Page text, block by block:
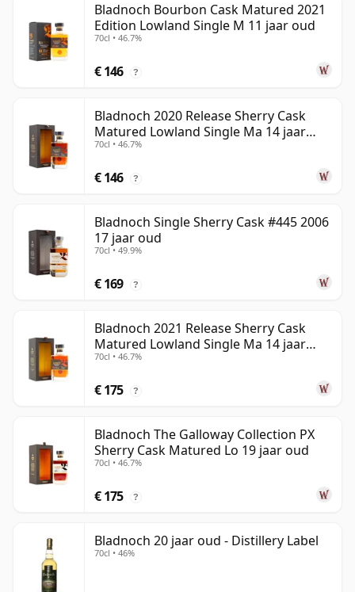
Bladnoch Bourbon Cask Matured 2021
Edition Lowland Single M 11 jaar oud
70cl • 46.7%
€ 146 ?
Bladnoch 2020 Release Sherry Cask
Matured Lowland Single Ma 14 jaar
oud
70cl • 46.7%
€ 146 ?
Bladnoch Single Sherry Cask #445 2006
17 jaar oud
70cl • 49.9%
€ 169 ?
Bladnoch 2021 Release Sherry Cask
Matured Lowland Single Ma 14 jaar
oud
70cl • 46.7%
€ 175 ?
Bladnoch The Galloway Collection PX
Sherry Cask Matured Lo 19 jaar oud
70cl • 46.7%
€ 175 ?
Bladnoch 20 jaar oud - Distillery Label
70cl • 46%